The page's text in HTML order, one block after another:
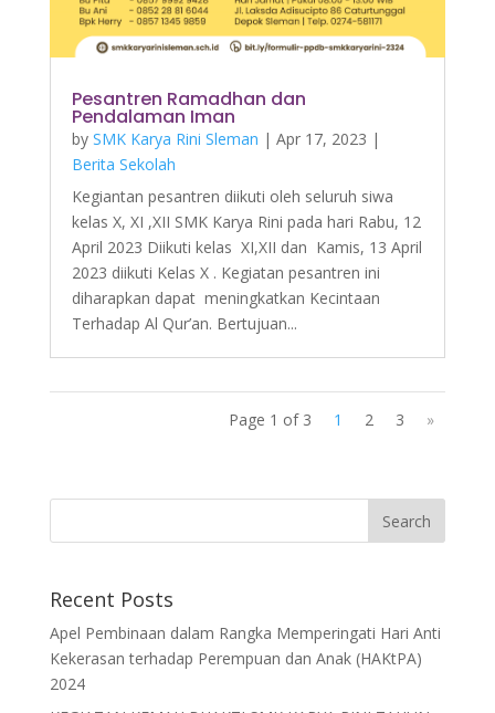
Pesantren Ramadhan dan
Pendalaman Iman
by SMK Karya Rini Sleman | Apr 17, 2023 |
Berita Sekolah
Kegiantan pesantren diikuti oleh seluruh siwa
kelas X, XI ,XII SMK Karya Rini pada hari Rabu, 12
April 2023 Diikuti kelas XI,XII dan Kamis, 13 April
2023 diikuti Kelas X . Kegiatan pesantren ini
diharapkan dapat meningkatkan Kecintaan
Terhadap Al Qur’an. Bertujuan...
Page 1 of 3 1 2 3 »
Recent Posts
Apel Pembinaan dalam Rangka Memperingati Hari Anti
Kekerasan terhadap Perempuan dan Anak (HAKtPA)
2024